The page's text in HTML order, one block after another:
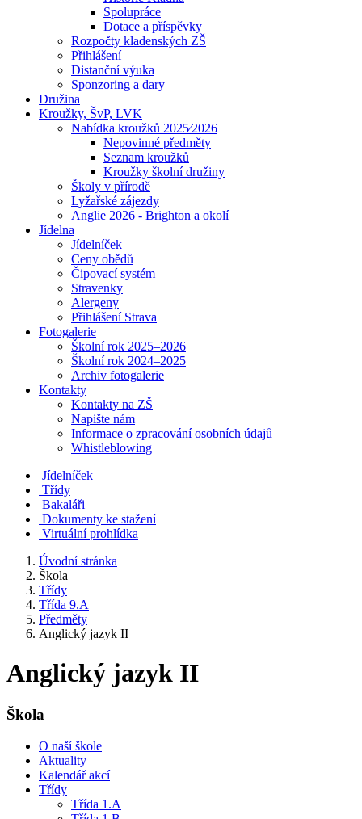
Spolupráce
Dotace a příspěvky
Rozpočty kladenských ZŠ
Přihlášení
Distanční výuka
Sponzoring a dary
Družina
Kroužky, ŠvP, LVK
Nabídka kroužků 2025⁄2026
Nepovinné předměty
Seznam kroužků
Kroužky školní družiny
Školy v přírodě
Lyžařské zájezdy
Anglie 2026 - Brighton a okolí
Jídelna
Jídelníček
Ceny obědů
Čipovací systém
Stravenky
Alergeny
Přihlášení Strava
Fotogalerie
Školní rok 2025–2026
Školní rok 2024–2025
Archiv fotogalerie
Kontakty
Kontakty na ZŠ
Napište nám
Informace o zpracování osobních údajů
Whistleblowing
Jídelníček
Třídy
Bakaláři
Dokumenty ke stažení
Virtuální prohlídka
Úvodní stránka
Škola
Třídy
Třída 9.A
Předměty
Anglický jazyk II
Anglický jazyk II
Škola
O naší škole
Aktuality
Kalendář akcí
Třídy
Třída 1.A